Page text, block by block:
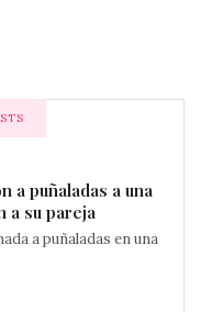
a puñaladas a una
a su pareja
a puñaladas en una